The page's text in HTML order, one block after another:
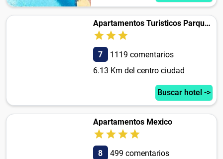
Apartamentos Turisticos Parque Tropical
7
1119 comentarios
6.13 Km del centro ciudad
Buscar hotel ->
Apartamentos Mexico
8
499 comentarios